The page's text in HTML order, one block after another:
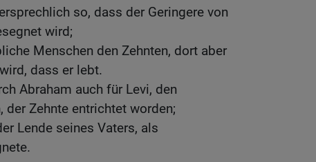
so, dass der Geringere von
wird;
Menschen den Zehnten, dort aber
dass er lebt.
Abraham auch für Levi, den
der Zehnte entrichtet worden;
Lende seines Vaters, als